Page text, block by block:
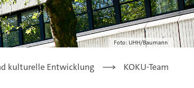
Foto: UHH/Baumann
kulturelle Entwicklung
KOKU-Team